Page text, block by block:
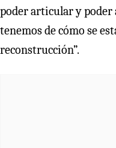
poder articular y poder
tenemos de cómo se
reconstrucción”.